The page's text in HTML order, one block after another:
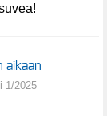
aikaan
1/2025